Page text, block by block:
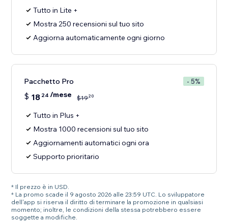
Tutto in Lite +
Mostra 250 recensioni sul tuo sito
Aggiorna automaticamente ogni giorno
Pacchetto Pro - 5%
$ 18 24 /mese $1920
Tutto in Plus +
Mostra 1000 recensioni sul tuo sito
Aggiornamenti automatici ogni ora
Supporto prioritario
* Il prezzo è in USD.
* La promo scade il 9 agosto 2026 alle 23:59 UTC. Lo sviluppatore
dell'app si riserva il diritto di terminare la promozione in qualsiasi
momento; inoltre, le condizioni della stessa potrebbero essere
soggette a modifiche.